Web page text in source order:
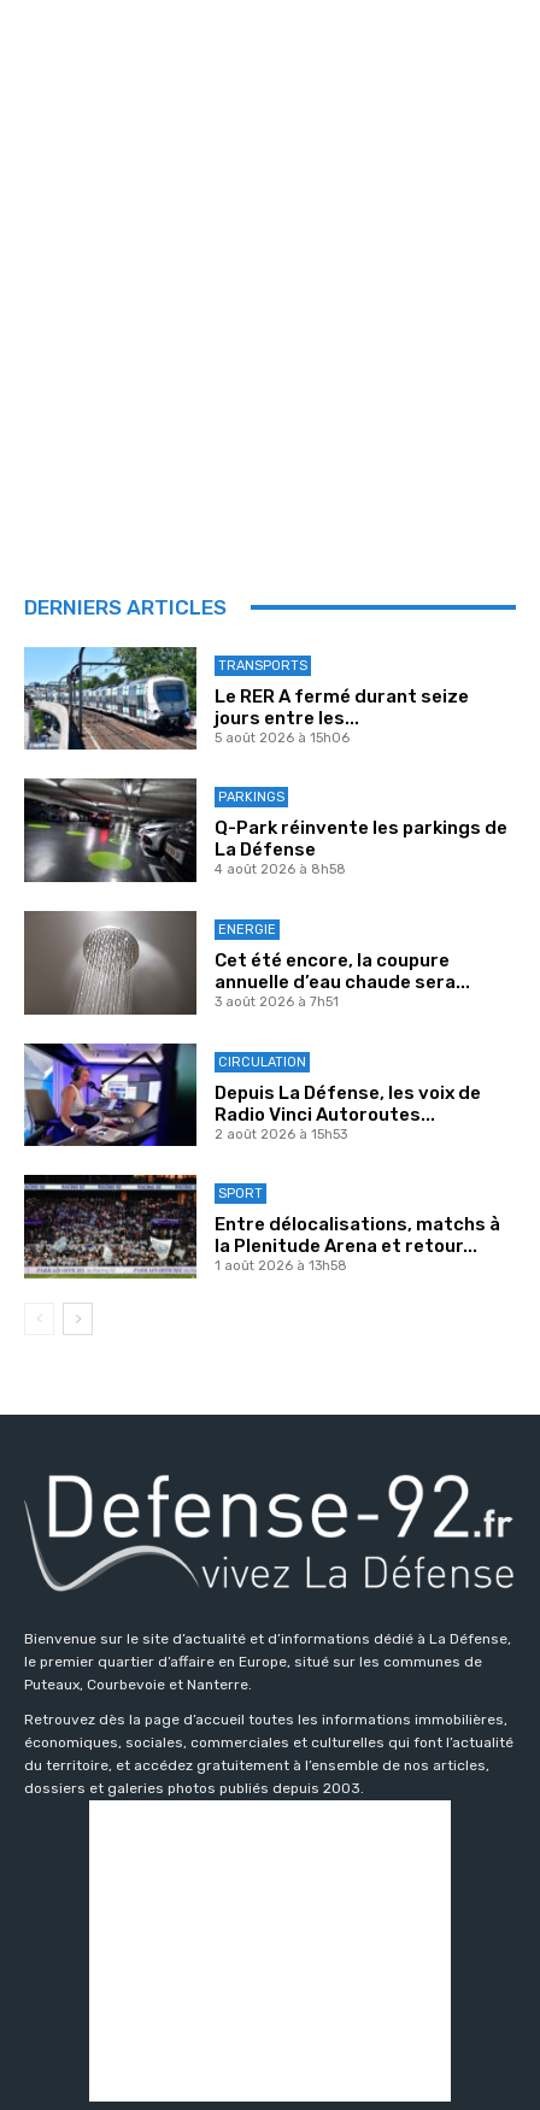
DERNIERS ARTICLES
TRANSPORTS
Le RER A fermé durant seize
jours entre les...
5 août 2026 à 15h06
PARKINGS
Q-Park réinvente les parkings de
La Défense
4 août 2026 à 8h58
ENERGIE
Cet été encore, la coupure
annuelle d’eau chaude sera...
3 août 2026 à 7h51
CIRCULATION
Depuis La Défense, les voix de
Radio Vinci Autoroutes...
2 août 2026 à 15h53
SPORT
Entre délocalisations, matchs à
la Plenitude Arena et retour...
1 août 2026 à 13h58
Bienvenue sur le site d’actualité et d’informations dédié à La Défense,
le premier quartier d’affaire en Europe, situé sur les communes de
Puteaux, Courbevoie et Nanterre.
Retrouvez dès la page d’accueil toutes les informations immobilières,
économiques, sociales, commerciales et culturelles qui font l’actualité
du territoire, et accédez gratuitement à l’ensemble de nos articles,
dossiers et galeries photos publiés depuis 2003.